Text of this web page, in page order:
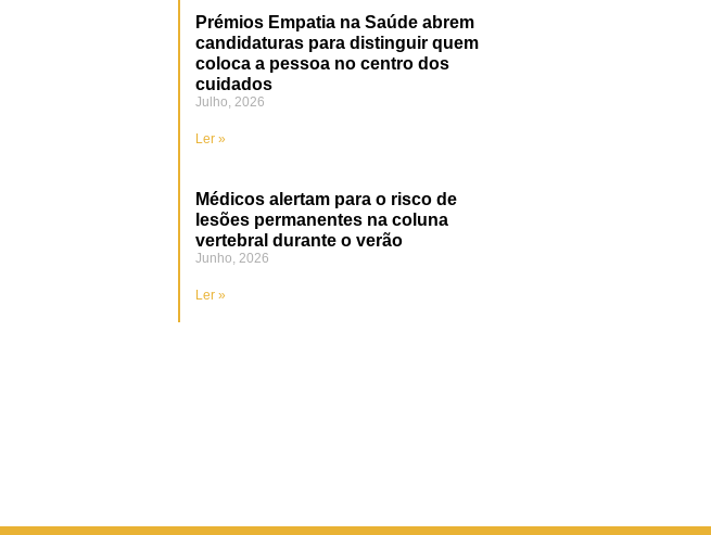
Prémios Empatia na Saúde abrem
candidaturas para distinguir quem
coloca a pessoa no centro dos
cuidados
Julho, 2026
Ler »
Médicos alertam para o risco de
lesões permanentes na coluna
vertebral durante o verão
Junho, 2026
Ler »